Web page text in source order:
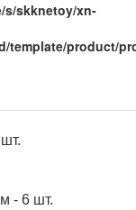
s/skknetoy/xn-
template/product/
- 6 шт.